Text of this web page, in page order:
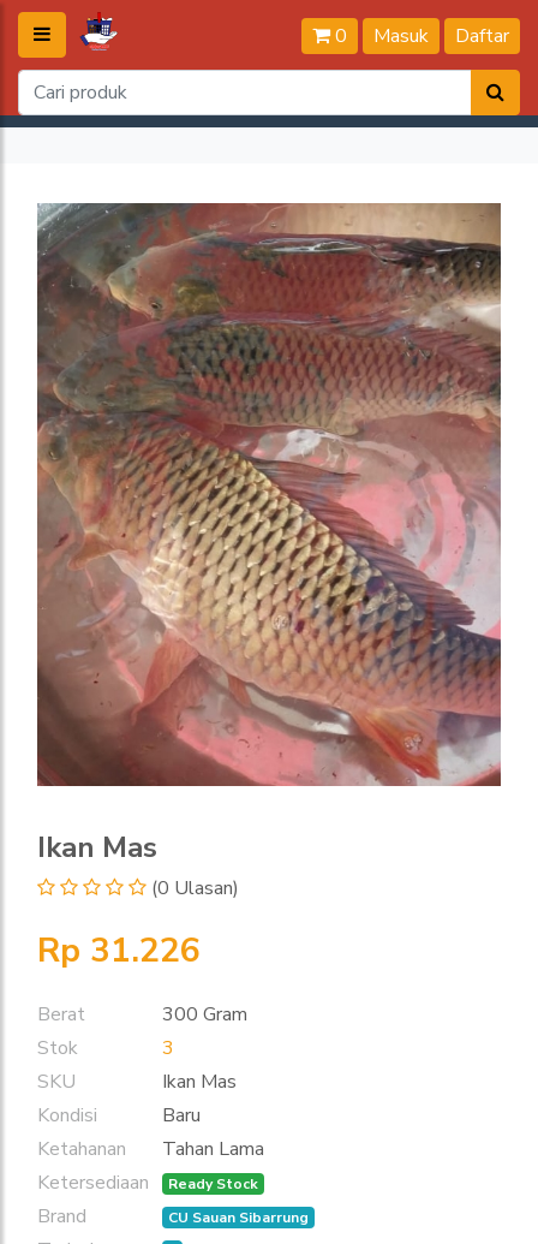
0 Masuk Daftar
Ikan Mas
(0 Ulasan)
Rp 31.226
Berat
300 Gram
Stok
3
SKU
Ikan Mas
Kondisi
Baru
Ketahanan
Tahan Lama
Ketersediaan
Ready Stock
Brand CU Sauan Sibarrung